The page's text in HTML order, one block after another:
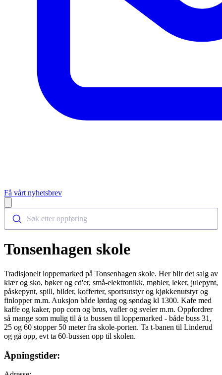
Få vårt nyhetsbrev
Søk etter oppføring
Tonsenhagen skole
Tradisjonelt loppemarked på Tonsenhagen skole. Her blir det salg av
klær og sko, bøker og cd'er, små-elektronikk, møbler, leker, julepynt,
påskepynt, spill, bilder, kofferter, sportsutstyr og kjøkkenutstyr og
finlopper m.m. Auksjon både lørdag og søndag kl 1300. Kafe med
kaffe og kaker, pop corn og brus, vafler og sveler m.m. Oppfordrer
så mange som mulig til å ta bussen til loppemarked - både buss 31,
25 og 60 stopper 50 meter fra skole-porten. Ta t-banen til Linderud
og gå opp, evt ta 60-bussen opp til skolen.
Åpningstider: